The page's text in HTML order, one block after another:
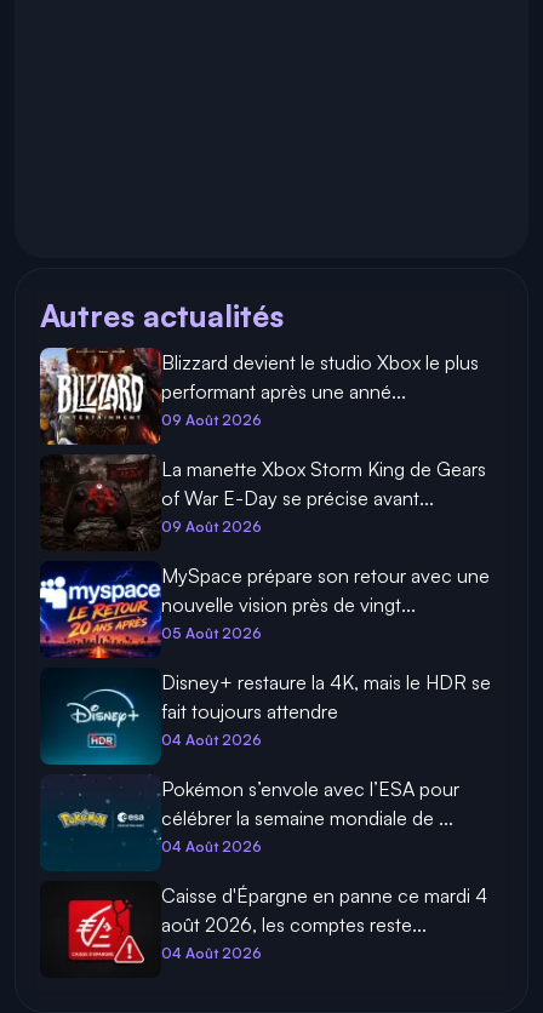
Autres actualités
Blizzard devient le studio Xbox le plus
performant après une anné...
09 Août 2026
La manette Xbox Storm King de Gears
of War E-Day se précise avant...
09 Août 2026
MySpace prépare son retour avec une
nouvelle vision près de vingt...
05 Août 2026
Disney+ restaure la 4K, mais le HDR se
fait toujours attendre
04 Août 2026
Pokémon s’envole avec l’ESA pour
célébrer la semaine mondiale de ...
04 Août 2026
Caisse d'Épargne en panne ce mardi 4
août 2026, les comptes reste...
04 Août 2026